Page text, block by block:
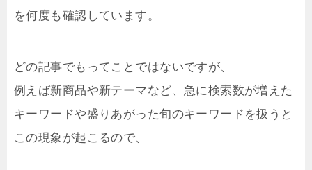
を何度も確認しています。
どの記事でもってことではないですが、
例えば新商品や新テーマなど、急に検索数が増えた
キーワードや盛りあがった旬のキーワードを扱うと
この現象が起こるので、